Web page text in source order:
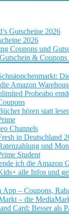
Gutscheine 2026
2026
Coupons und
&
Amazon
Probeabo
hören statt
Channels
in Deutschland
und
Student
ich die Amazon
alle Infos und
App – Coupons,
– die
Card: Besser als